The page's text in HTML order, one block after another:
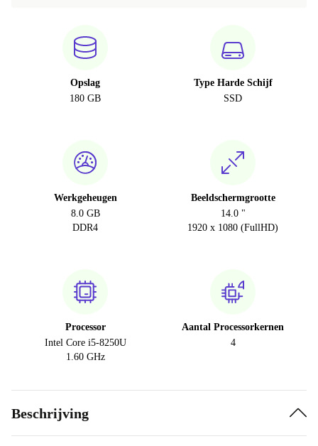
Opslag
180 GB
Type Harde Schijf
SSD
Werkgeheugen
8.0 GB
DDR4
Beeldschermgrootte
14.0 "
1920 x 1080 (FullHD)
Processor
Intel Core i5-8250U
1.60 GHz
Aantal Processorkernen
4
Beschrijving